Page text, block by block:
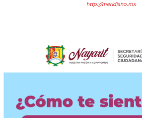
http://meridiano.mx